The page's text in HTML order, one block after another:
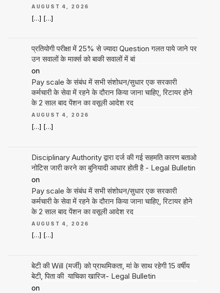
AUGUST 4, 2026
[…] […]
प्रतियोगी परीक्षा में 25% से ज्यादा Question गलत पाये जाने पर
उन सवालों के मार्क्स को बाकी सवालों में बां
on
Pay scale के संबंध में सभी संशोधन/सुधार एक सरकारी
कर्मचारी के सेवा में रहने के दौरान किया जाना चाहिए, रिटायर होने
के 2 साल बाद पेंशन का वसूली आदेश रद
AUGUST 4, 2026
[…] […]
Disciplinary Authority द्वारा दर्ज की गई सहमति कारण बताओ
नोटिस जारी करने का बुनियादी आधार होती है - Legal Bulletin
on
Pay scale के संबंध में सभी संशोधन/सुधार एक सरकारी
कर्मचारी के सेवा में रहने के दौरान किया जाना चाहिए, रिटायर होने
के 2 साल बाद पेंशन का वसूली आदेश रद
AUGUST 4, 2026
[…] […]
बेटी की Will (मर्जी) को प्राथमिकता, मां के साथ रहेगी 15 वर्षीय
बेटी, पिता की याचिका खारिज- Legal Bulletin
on